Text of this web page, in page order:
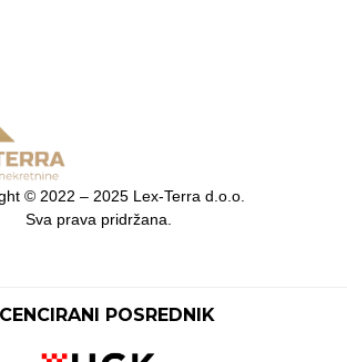
© 2022 – 2025 Lex-Terra d.o.o.
Sva prava pridržana.
POSREDNIK